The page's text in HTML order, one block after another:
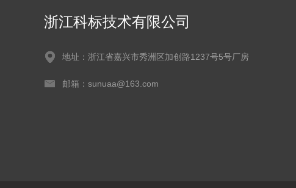
浙江科标技术有限公司
地址：浙江省嘉兴市秀洲区加创路1237号5号厂房
邮箱：sunuaa@163.com